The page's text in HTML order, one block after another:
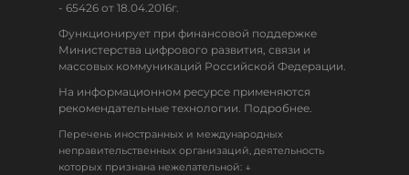
- 65426 от 18.04.2016г.
Функционирует при финансовой поддержке
Министерства цифрового развития, связи и
массовых коммуникаций Российской Федерации.
На информационном ресурсе применяются
рекомендательные технологии. Подробнее.
Перечень иностранных и международных
неправительственных организаций, деятельность
которых признана нежелательной: ↓